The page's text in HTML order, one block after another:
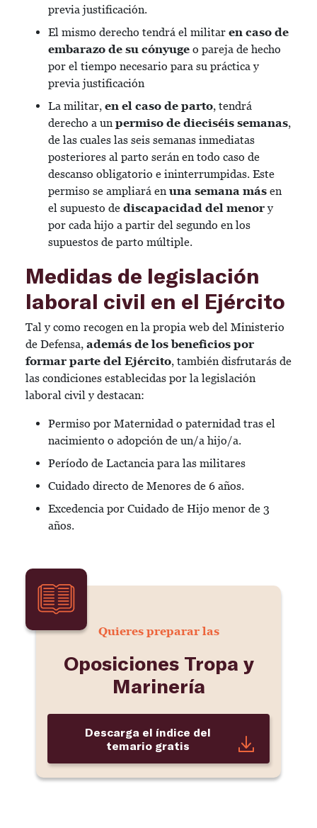
previa justificación.
El mismo derecho tendrá el militar en caso de
embarazo de su cónyuge o pareja de hecho
por el tiempo necesario para su práctica y
previa justificación
La militar, en el caso de parto, tendrá
derecho a un permiso de dieciséis semanas,
de las cuales las seis semanas inmediatas
posteriores al parto serán en todo caso de
descanso obligatorio e ininterrumpidas. Este
permiso se ampliará en una semana más en
el supuesto de discapacidad del menory
por cada hijo a partir del segundo en los
supuestos de parto múltiple.
Medidas de legislación
laboral civil en el Ejército
Tal y como recogen en la propia web del Ministerio
de Defensa, además de los beneficios por
formar parte del Ejército, también disfrutarás de
las condiciones establecidas por la legislación
laboral civil y destacan:
Permiso por Maternidad o paternidad tras el
nacimiento o adopción de un/a hijo/a.
Período de Lactancia para las militares
Cuidado directo de Menores de 6 años.
Excedencia por Cuidado de Hijo menor de 3
años.
Quieres preparar las
Oposiciones Tropa y
Marinería
Descarga el índice del
temario gratis